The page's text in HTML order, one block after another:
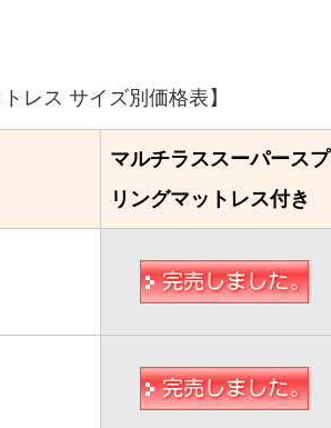
レス サイズ別価格表】
マルチラススーパースプ
リングマットレス付き